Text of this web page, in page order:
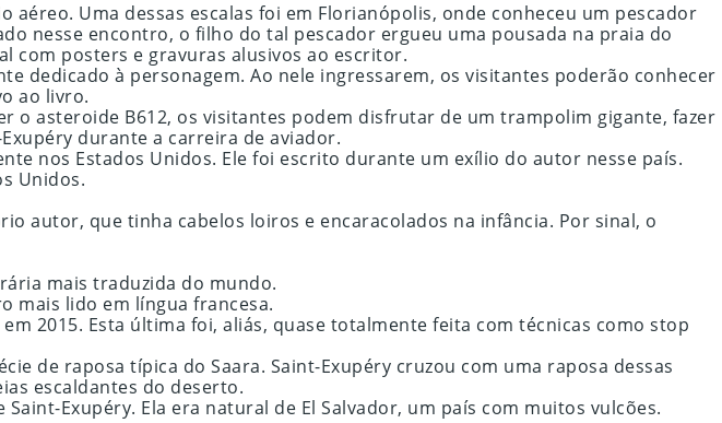
aéreo. Uma dessas escalas foi em Florianópolis, onde conheceu um pescador
nesse encontro, o filho do tal pescador ergueu uma pousada na praia do
com posters e gravuras alusivos ao escritor.
dedicado à personagem. Ao nele ingressarem, os visitantes poderão conhecer
ao livro.
o asteroide B612, os visitantes podem disfrutar de um trampolim gigante, fazer
durante a carreira de aviador.
nos Estados Unidos. Ele foi escrito durante um exílio do autor nesse país.
Unidos.
autor, que tinha cabelos loiros e encaracolados na infância. Por sinal, o
mais traduzida do mundo.
mais lido em língua francesa.
2015. Esta última foi, aliás, quase totalmente feita com técnicas como stop
de raposa típica do Saara. Saint-Exupéry cruzou com uma raposa dessas
escaldantes do deserto.
Exupéry. Ela era natural de El Salvador, um país com muitos vulcões.